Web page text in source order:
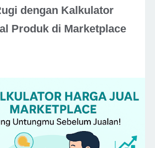
dengan Kalkulator
Produk di Marketplace